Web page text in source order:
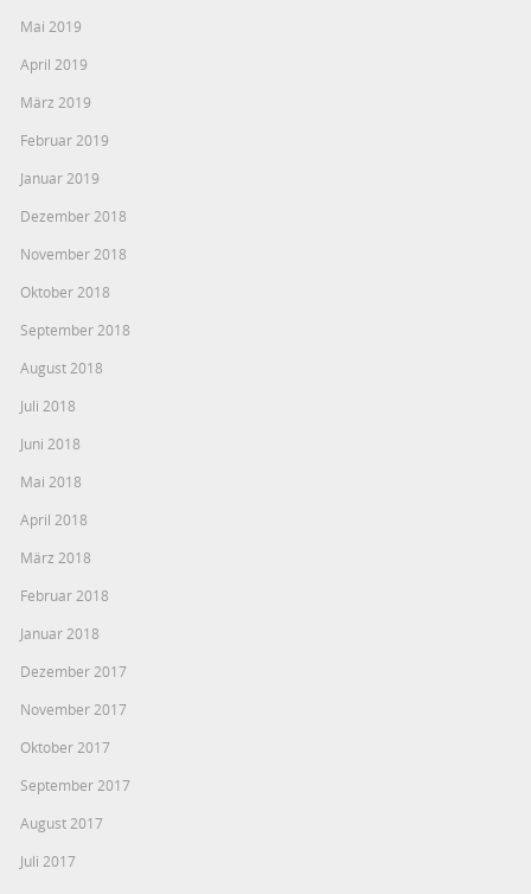
Mai 2019
April 2019
März 2019
Februar 2019
Januar 2019
Dezember 2018
November 2018
Oktober 2018
September 2018
August 2018
Juli 2018
Juni 2018
Mai 2018
April 2018
März 2018
Februar 2018
Januar 2018
Dezember 2017
November 2017
Oktober 2017
September 2017
August 2017
Juli 2017